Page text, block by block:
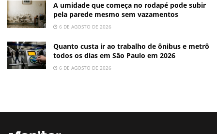
A umidade que começa no rodapé pode subir
pela parede mesmo sem vazamentos
6 DE AGOSTO DE 2026
Quanto custa ir ao trabalho de ônibus e metrô
todos os dias em São Paulo em 2026
6 DE AGOSTO DE 2026